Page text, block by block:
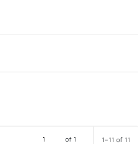
of 1 1–11 of 11